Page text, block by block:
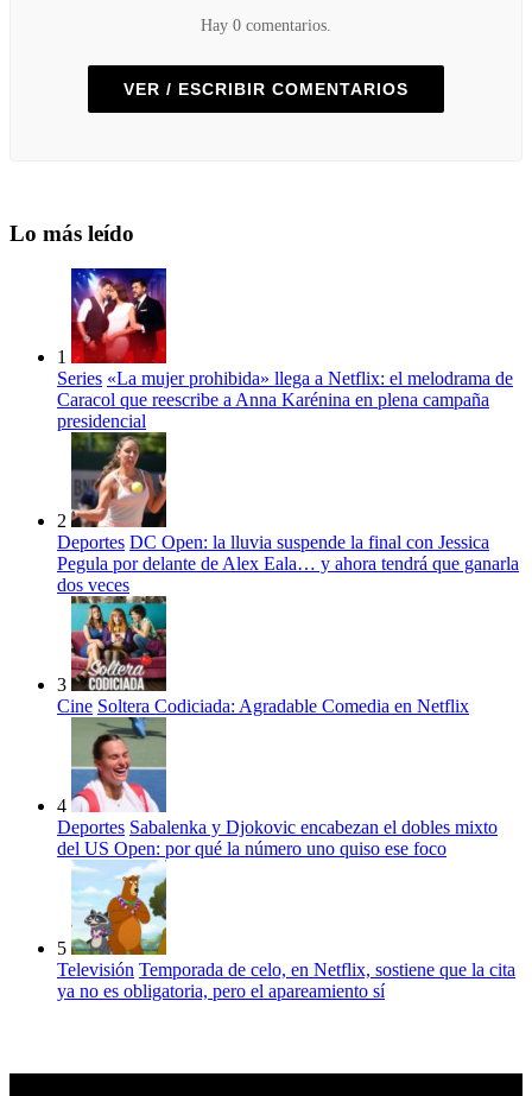
Hay 0 comentarios.
VER / ESCRIBIR COMENTARIOS
Lo más leído
1
Series «La mujer prohibida» llega a Netflix: el melodrama de
Caracol que reescribe a Anna Karénina en plena campaña
presidencial
2
Deportes DC Open: la lluvia suspende la final con Jessica
Pegula por delante de Alex Eala… y ahora tendrá que ganarla
dos veces
3
Cine Soltera Codiciada: Agradable Comedia en Netflix
4
Deportes Sabalenka y Djokovic encabezan el dobles mixto
del US Open: por qué la número uno quiso ese foco
5
Televisión Temporada de celo, en Netflix, sostiene que la cita
ya no es obligatoria, pero el apareamiento sí